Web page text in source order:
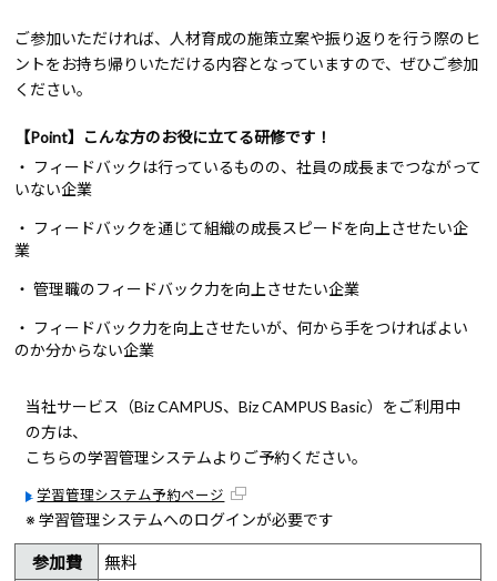
ご参加いただければ、人材育成の施策立案や振り返りを行う際のヒ
ントをお持ち帰りいただける内容となっていますので、ぜひご参加
ください。
【Point】こんな方のお役に立てる研修です！
・ フィードバックは行っているものの、社員の成長までつながって
いない企業
・ フィードバックを通じて組織の成長スピードを向上させたい企
業
・ 管理職のフィードバック力を向上させたい企業
・ フィードバック力を向上させたいが、何から手をつければよい
のか分からない企業
当社サービス（Biz CAMPUS、Biz CAMPUS Basic）をご利用中
の方は、
こちらの学習管理システムよりご予約ください。
学習管理システム予約ページ
※ 学習管理システムへのログインが必要です
参加費 無料